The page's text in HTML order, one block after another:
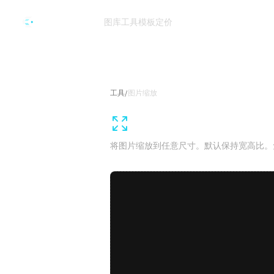
图库工具模板定价
工具/ 图片缩放
将图片缩放到任意尺寸。默认保持宽高比。